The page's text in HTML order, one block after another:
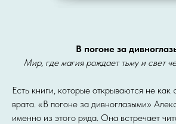
В погоне за
Мир, где магия рождает тьму и свет
Есть книги, которые открываются не как
врата. «В погоне за дивноглазыми»
именно из этого ряда. Она встречает